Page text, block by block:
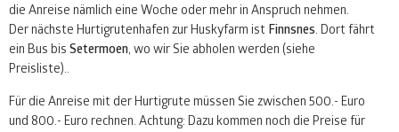
die Anreise nämlich eine Woche oder mehr in Anspruch nehmen.
Der nächste Hurtigrutenhafen zur Huskyfarm ist Finnsnes. Dort fährt
ein Bus bis Setermoen, wo wir Sie abholen werden (siehe
Preisliste)..
Für die Anreise mit der Hurtigrute müssen Sie zwischen 500.- Euro
und 800.- Euro rechnen. Achtung: Dazu kommen noch die Preise für